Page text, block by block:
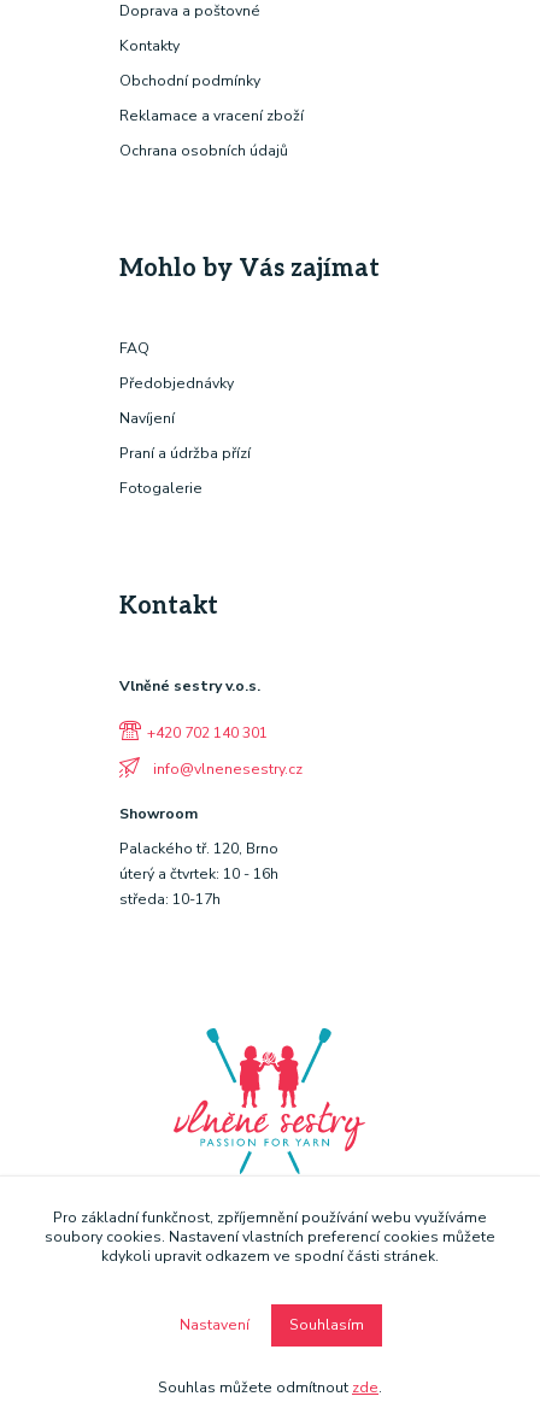
Doprava a poštovné
Kontakty
Obchodní podmínky
Reklamace a vracení zboží
Ochrana osobních údajů
Mohlo by Vás zajímat
FAQ
Předobjednávky
Navíjení
Praní a údržba přízí
Fotogalerie
Kontakt
Vlněné sestry v.o.s.
+420 702 140 301
info@vlnenesestry.cz
Showroom
Palackého tř. 120, Brno
úterý a čtvrtek: 10 - 16h
středa: 10-17h
Vytvořeno na
Eshop-rychle.cz
Pro základní funkčnost, zpříjemnění používání webu využíváme
soubory cookies. Nastavení vlastních preferencí cookies můžete
kdykoli upravit odkazem ve spodní části stránek.
Nastavení Souhlasím
Souhlas můžete odmítnout zde.